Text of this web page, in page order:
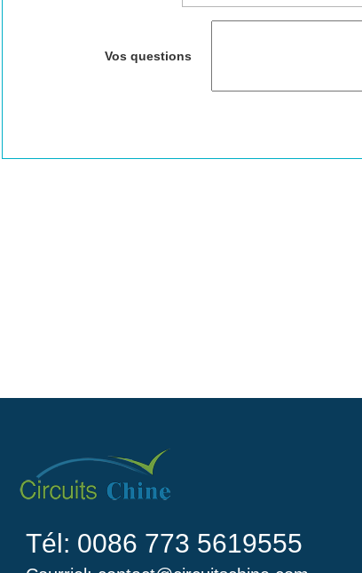
Vos questions
Tél: 0086 773 5619555